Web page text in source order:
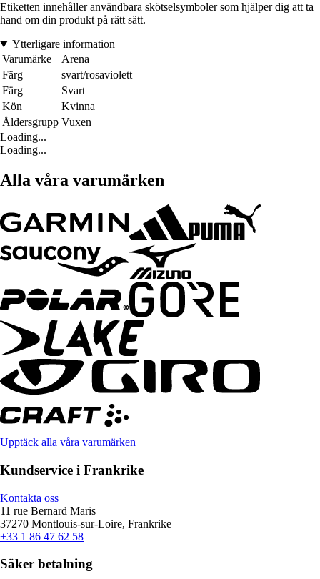
Etiketten innehåller användbara skötselsymboler som hjälper dig att ta
hand om din produkt på rätt sätt.
Ytterligare information
Varumärke
Arena
Färg
svart/rosaviolett
Färg
Svart
Kön
Kvinna
Åldersgrupp Vuxen
Loading...
Loading...
Alla våra varumärken
Upptäck alla våra varumärken
Kundservice i Frankrike
Kontakta oss
11 rue Bernard Maris
37270 Montlouis-sur-Loire, Frankrike
+33 1 86 47 62 58
Säker betalning